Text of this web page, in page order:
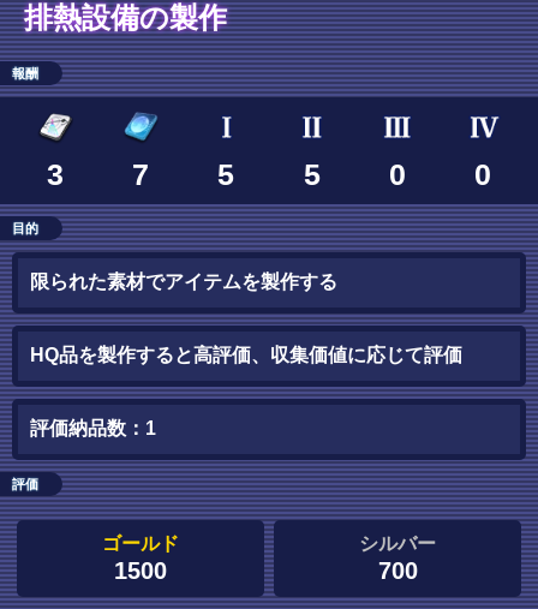
排熱設備の製作
報酬
3 7 5 5 0 0
目的
限られた素材でアイテムを製作する
HQ品を製作すると高評価、収集価値に応じて評価
評価納品数：1
評価
ゴールド
1500
シルバー
700